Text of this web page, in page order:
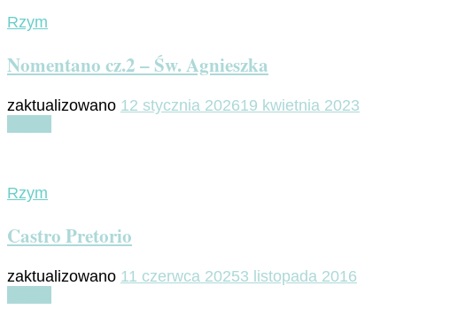
Rzym
Nomentano cz.2 – Św. Agnieszka
zaktualizowano 12 stycznia 202619 kwietnia 2023
Rzym
Castro Pretorio
zaktualizowano 11 czerwca 20253 listopada 2016